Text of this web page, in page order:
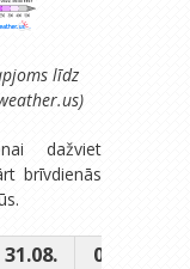
līdz
dažviet
brīvdienās
31.08. 01.09.